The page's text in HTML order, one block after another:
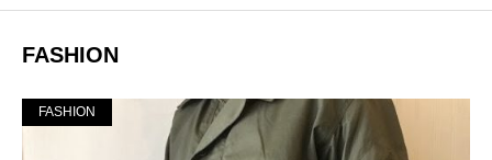
FASHION
FASHION